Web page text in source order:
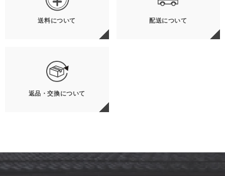
送料について 配送について
返品・交換について